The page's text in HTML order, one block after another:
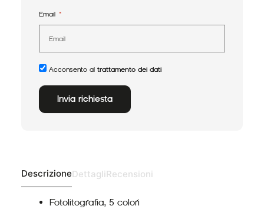
Email
Acconsento al trattamento dei dati
Invia richiesta
DescrizioneDettagliRecensioni
Fotolitografia, 5 colori